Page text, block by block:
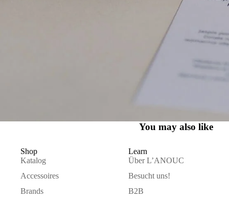
You may also like
Shop
Katalog
Accessoires
Brands
Learn
Über L’ANOUC
Besucht uns!
B2B